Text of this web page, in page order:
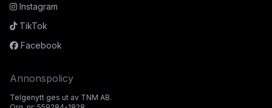
Instagram
TikTok
Facebook
Annonspolicy
Telgenytt ges ut av TNM AB.